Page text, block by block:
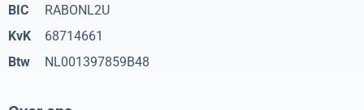
BIC
RABONL2U
KvK
68714661
Btw
NL001397859B48